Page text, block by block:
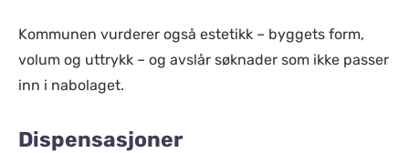
Kommunen vurderer også estetikk – byggets form,
volum og uttrykk – og avslår søknader som ikke passer
inn i nabolaget.
Dispensasjoner